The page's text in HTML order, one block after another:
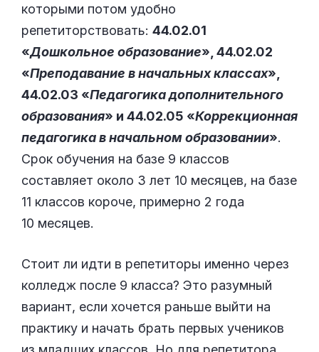
которыми потом удобно
репетиторствовать: 44.02.01
«Дошкольное образование», 44.02.02
«Преподавание в начальных классах»,
44.02.03 «Педагогика дополнительного
образования» и 44.02.05 «Коррекционная
педагогика в начальном образовании».
Срок обучения на базе 9 классов
составляет около 3 лет 10 месяцев, на базе
11 классов короче, примерно 2 года
10 месяцев.
Стоит ли идти в репетиторы именно через
колледж после 9 класса? Это разумный
вариант, если хочется раньше выйти на
практику и начать брать первых учеников